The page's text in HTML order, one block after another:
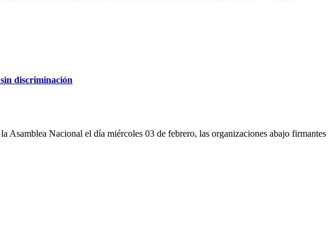
discriminación
Asamblea Nacional el día miércoles 03 de febrero, las organizaciones abajo firmantes